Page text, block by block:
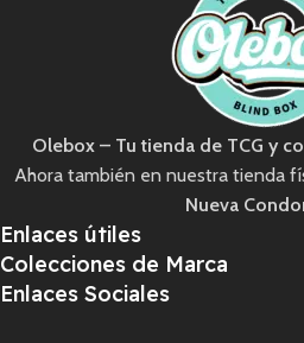
Olebox – Tu tienda de TCG y
Ahora también en nuestra tienda
Nueva
Enlaces útiles
Colecciones de Marca
Enlaces Sociales